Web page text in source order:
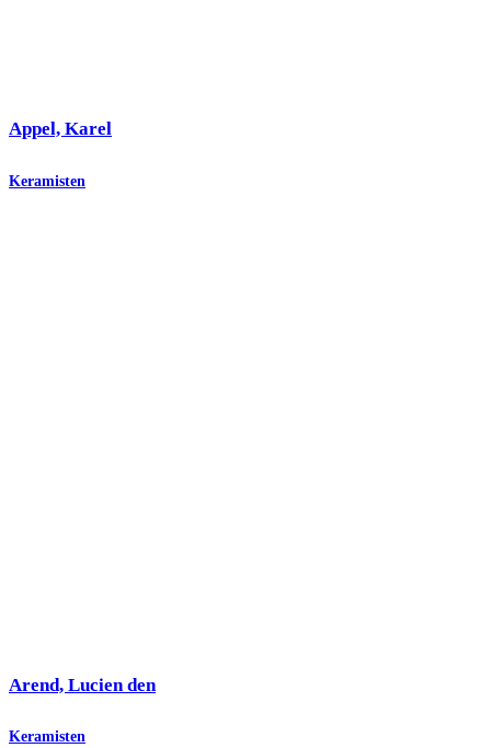
Appel, Karel
Keramisten
Arend, Lucien den
Keramisten